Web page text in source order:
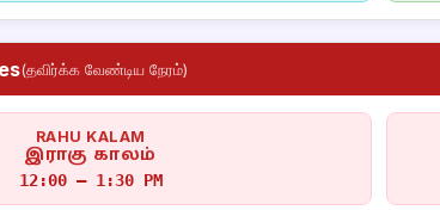
(தவிர்க்க வேண்டிய நேரம்)
RAHU KALAM
இராகு காலம்
12:00 – 1:30 PM